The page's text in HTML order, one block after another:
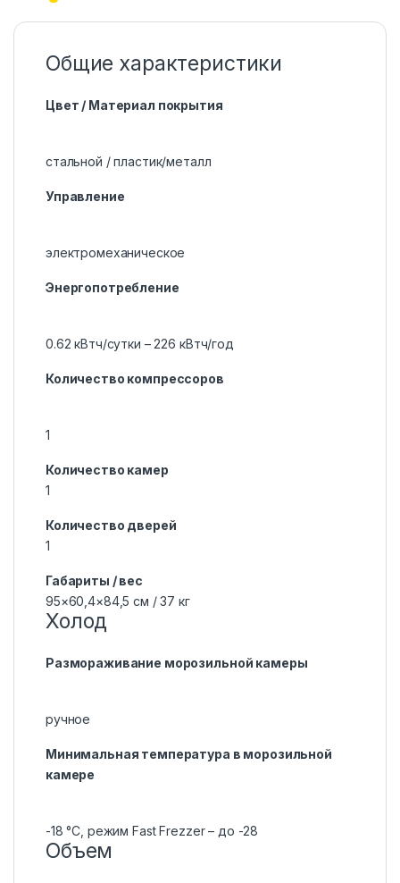
Общие характеристики
Цвет / Материал покрытия
стальной / пластик/металл
Управление
электромеханическое
Энергопотребление
0.62 кВтч/сутки – 226 кВтч/год
Количество компрессоров
1
Количество камер
1
Количество дверей
1
Габариты / вес
95×60,4×84,5 см / 37 кг
Холод
Размораживание морозильной камеры
ручное
Минимальная температура в морозильной
камере
-18 °C, режим Fast Frezzer – до -28
Объем